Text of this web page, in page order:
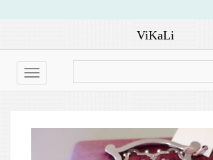
ViKaLi
Toggle
navigation